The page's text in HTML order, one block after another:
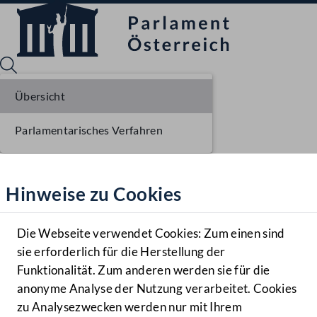
Hilfe
Benutzer
Navigationsmenü öffnen
MENÜ
Hinweise zu Cookies
Die Webseite verwendet Cookies: Zum einen sind
sie erforderlich für die Herstellung der
Funktionalität. Zum anderen werden sie für die
anonyme Analyse der Nutzung verarbeitet. Cookies
zu Analysezwecken werden nur mit Ihrem
Übersicht
Parlamentarisches Verfahren